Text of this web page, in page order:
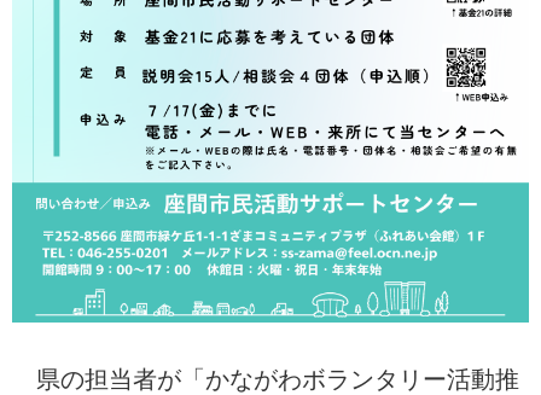
県の担当者が「かながわボランタリー活動推